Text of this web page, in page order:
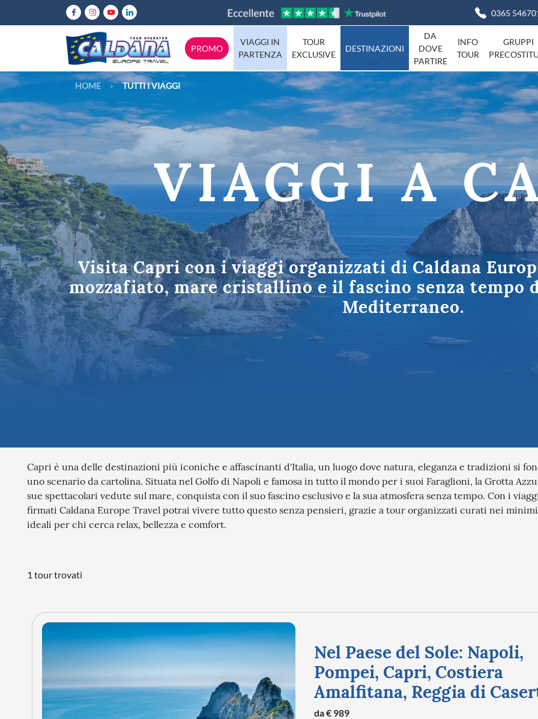
0365
PROMO
VIAGGI IN
PARTENZA
TOUR
EXCLUSIVE
DESTINAZIONI
Italia
Europa
Mondo
Tutte le destinazioni
Basilicata
Calabria
Campania
Emilia-Romagna
Friuli-Venezia-Giulia
Lombardia
Marche
Molise
Puglia
Sardegna
Sicilia
Trentino
Valle-d-Aosta
Veneto
Tutte le destinazioni in Italia
Viaggi in
Campania
DA
DOVE
PARTIRE
INFO
TOUR
GRUPPI
HOME TUTTI I VIAGGI
VIAGGI A
Visita Capri con i viaggi organizzati di Caldana
mozzafiato, mare cristallino e il fascino senza tempo
Mediterraneo.
Capri è una delle destinazioni più iconiche e affascinanti d'Italia, un luogo dove natura, eleganza e tradizioni si
uno scenario da cartolina. Situata nel Golfo di Napoli e famosa in tutto il mondo per i suoi Faraglioni, la Grotta
sue spettacolari vedute sul mare, conquista con il suo fascino esclusivo e la sua atmosfera senza tempo. Con i
firmati Caldana Europe Travel potrai vivere tutto questo senza pensieri, grazie a tour organizzati curati nei
ideali per chi cerca relax, bellezza e comfort.
1 tour trovati
Nel Paese del Sole: Napoli,
Pompei, Capri, Costiera
Amalfitana, Reggia di
da € 989